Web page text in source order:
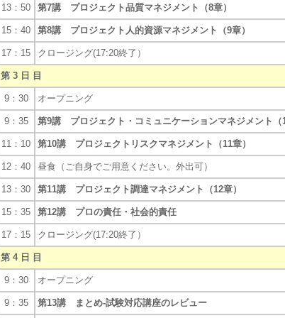
13：50 第7講 プロジェクト品質マネジメント（8章）
15：40 第8講 プロジェクト人的資源マネジメント（9章）
17：15 クロージング(17:20終了）
第 3 日 目
9：30 オープニング
9：35 第9講 プロジェクト・コミュニケーションマネジメント（
11：10 第10講 プロジェクトリスクマネジメント（11章）
12：40 昼食（ご自身でご用意ください。外出可）
13：30 第11講 プロジェクト調達マネジメント（12章）
15：35 第12講 プロの責任・社会的責任
17：15 クロージング(17:20終了）
第 4 日 目
9：30 オープニング
9：35 第13講 まとめ-試験対応講座のレビュー